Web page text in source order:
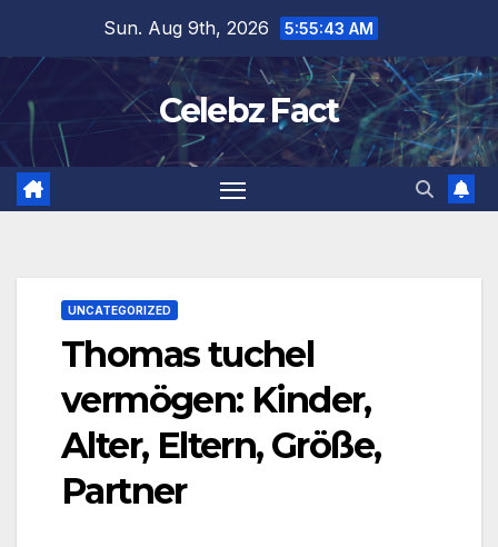
content
Sun. Aug 9th, 2026 5:55:44 AM
Celebz Fact
UNCATEGORIZED
Thomas tuchel
vermögen: Kinder,
Alter, Eltern, Größe,
Partner